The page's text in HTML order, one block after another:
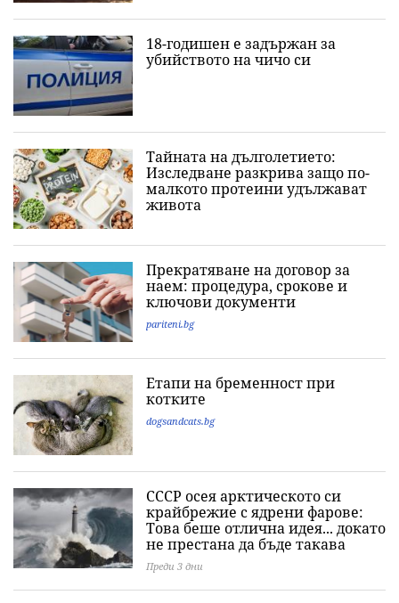
18-годишен е задържан за
убийството на чичо си
Тайната на дълголетието:
Изследване разкрива защо по-
малкото протеини удължават
живота
Прекратяване на договор за
наем: процедура, срокове и
ключови документи
pariteni.bg
Етапи на бременност при
котките
dogsandcats.bg
СССР осея арктическото си
крайбрежие с ядрени фарове:
Това беше отлична идея... докато
не престана да бъде такава
Преди 3 дни